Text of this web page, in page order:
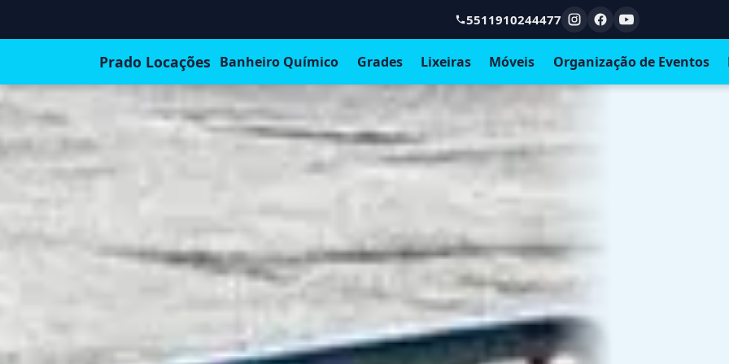
5511910244477
Prado Locações Banheiro Químico Grades Lixeiras Móveis Organização de Eventos